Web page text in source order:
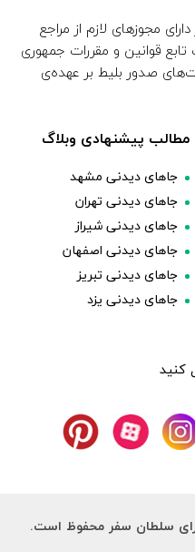
مجوزهای لازم از مراجع
قوانین و مقررات جمهوری
صدور بلیط بر عهده‌ی
مطالب پیشنهادی وبلاگ
جاهای دیدنی مشهد
جاهای دیدنی تهران
جاهای دیدنی شیراز
جاهای دیدنی اصفهان
جاهای دیدنی تبریز
جاهای دیدنی یزد
کنید
سلطان سفر محفوظ است.